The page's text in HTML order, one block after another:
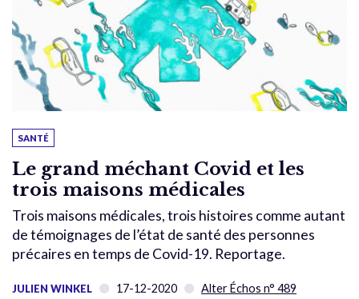
SANTÉ
Le grand méchant Covid et les
trois maisons médicales
Trois maisons médicales, trois histoires comme autant
de témoignages de l’état de santé des personnes
précaires en temps de Covid-19. Reportage.
JULIEN WINKEL 17-12-2020 Alter Échos n° 489